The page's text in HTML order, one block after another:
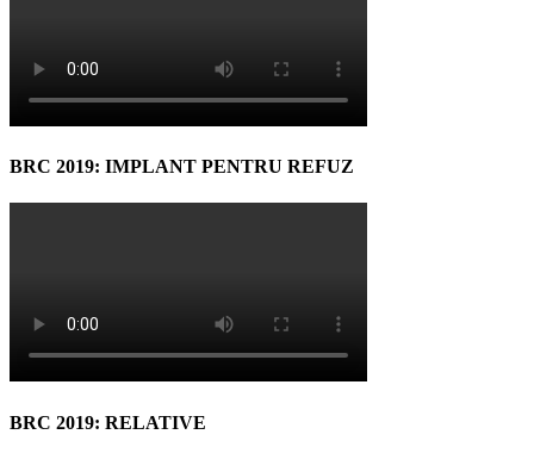
BRC 2019: IMPLANT PENTRU REFUZ
BRC 2019: RELATIVE